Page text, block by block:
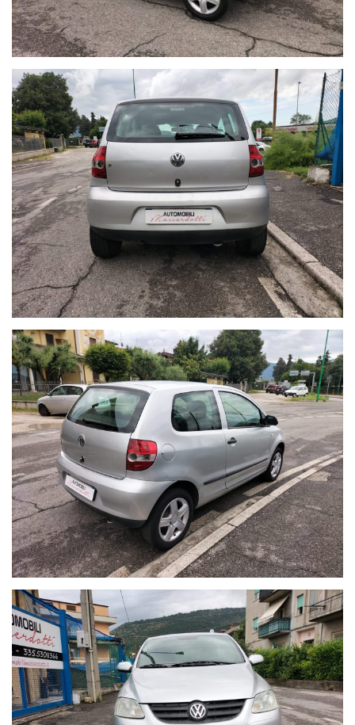
Preferiamo il contatto telefonico e/o diretto sul posto, per un
rapporto piu' diretto ed esaustivo.
ATTENZIONE: PER CORRETTEZZA SI FA PRESENTE CHE
INVOLONTARIAMENTE, POSSONO ESSERCI ERRORI DI CORRIGE
(ACCESSORI, COLORE, DATI TECNICI).
NEL DUBBIO, CHIEDERE CONFERMA.